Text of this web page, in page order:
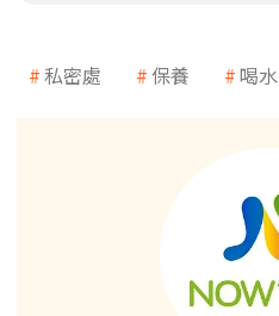
私密處 保養 喝水